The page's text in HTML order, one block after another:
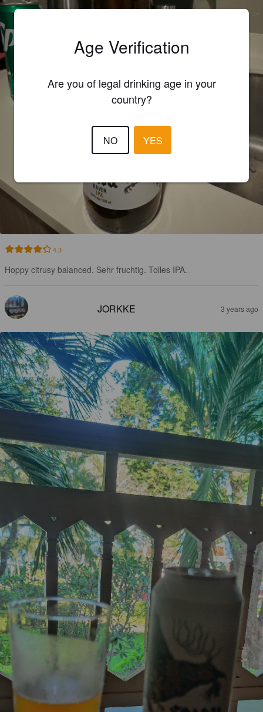
4.3
Hoppy citrusy balanced. Sehr fruchtig. Tolles IPA.
JORKKE 3 years ago
Age Verification
Are you of legal drinking age in your
country?
NO YES